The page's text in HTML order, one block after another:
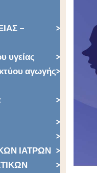
–
υγείας
αγωγής
ΙΑΤΡΩΝ